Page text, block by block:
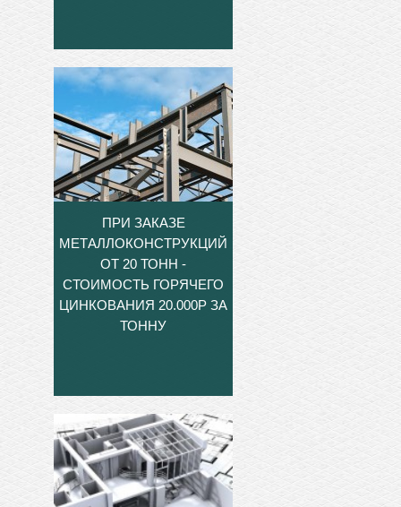
ПРИ ЗАКАЗЕ
МЕТАЛЛОКОНСТРУКЦИЙ
ОТ 20 ТОНН -
СТОИМОСТЬ ГОРЯЧЕГО
ЦИНКОВАНИЯ 20.000Р ЗА
ТОННУ